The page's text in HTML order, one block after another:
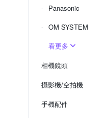
Panasonic
OM SYSTEM
看更多
相機鏡頭
攝影機/空拍機
手機配件